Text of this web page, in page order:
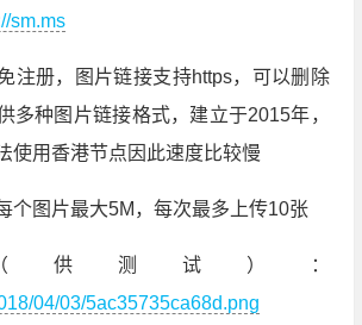
sm.ms
注册，图片链接支持https，可以删除
多种图片链接格式，建立于2015年，
使用香港节点因此速度比较慢
个图片最大5M，每次最多上传10张
供测试）：
04/03/5ac35735ca68d.png